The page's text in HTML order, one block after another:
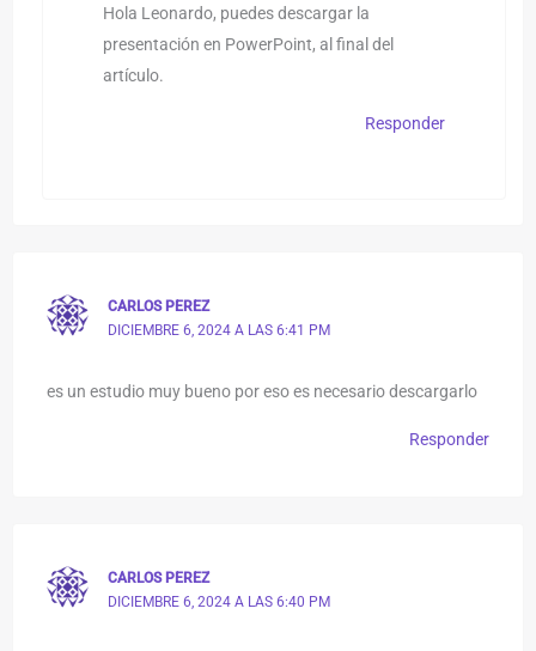
Hola Leonardo, puedes descargar la
presentación en PowerPoint, al final del
artículo.
Responder
CARLOS PEREZ
DICIEMBRE 6, 2024 A LAS 6:41 PM
es un estudio muy bueno por eso es necesario descargarlo
Responder
CARLOS PEREZ
DICIEMBRE 6, 2024 A LAS 6:40 PM